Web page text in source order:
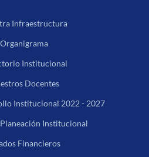
Infraestructura
Organigrama
Institucional
Docentes
Institucional 2022 - 2027
Institucional
Financieros